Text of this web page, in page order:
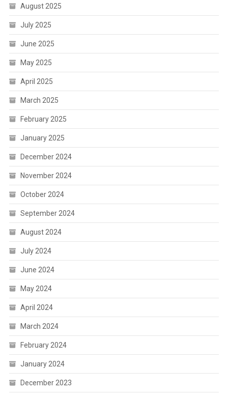
August 2025
July 2025
June 2025
May 2025
April 2025
March 2025
February 2025
January 2025
December 2024
November 2024
October 2024
September 2024
August 2024
July 2024
June 2024
May 2024
April 2024
March 2024
February 2024
January 2024
December 2023